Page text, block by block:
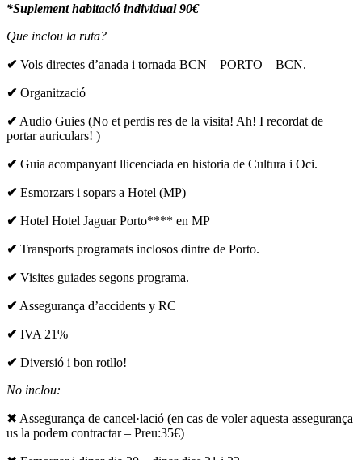
*Suplement habitació individual 90€
Que inclou la ruta?
✔ Vols directes d’anada i tornada BCN – PORTO – BCN.
✔ Organització
✔ Audio Guies (No et perdis res de la visita! Ah! I recordat de
portar auriculars! )
✔ Guia acompanyant llicenciada en historia de Cultura i Oci.
✔ Esmorzars i sopars a Hotel (MP)
✔ Hotel Hotel Jaguar Porto**** en MP
✔ Transports programats inclosos dintre de Porto.
✔ Visites guiades segons programa.
✔ Assegurança d’accidents y RC
✔ IVA 21%
✔ Diversió i bon rotllo!
No inclou:
✖ Assegurança de cancel·lació (en cas de voler aquesta assegurança
us la podem contractar – Preu:35€)